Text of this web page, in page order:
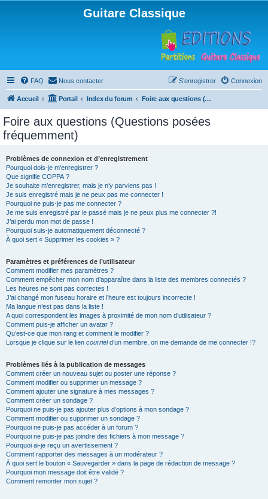
Guitare Classique
FAQ Nous contacter Connexion
S’enregistrer
Accueil Portail Index du forum Foire aux questions (Questions posées fréquemment)
Foire aux questions (Questions posées
fréquemment)
Problèmes de connexion et d’enregistrement
Pourquoi dois-je m’enregistrer ?
Que signifie COPPA ?
Je souhaite m’enregistrer, mais je n’y parviens pas !
Je suis enregistré mais je ne peux pas me connecter !
Pourquoi ne puis-je pas me connecter ?
Je me suis enregistré par le passé mais je ne peux plus me connecter ?!
J’ai perdu mon mot de passe !
Pourquoi suis-je automatiquement déconnecté ?
À quoi sert « Supprimer les cookies » ?
Paramètres et préférences de l’utilisateur
Comment modifier mes paramètres ?
Comment empêcher mon nom d’apparaître dans la liste des membres connectés ?
Les heures ne sont pas correctes !
J’ai changé mon fuseau horaire et l’heure est toujours incorrecte !
Ma langue n’est pas dans la liste !
A quoi correspondent les images à proximité de mon nom d’utilisateur ?
Comment puis-je afficher un avatar ?
Qu’est-ce que mon rang et comment le modifier ?
Lorsque je clique sur le lien courrield’un membre, on me demande de me connecter !?
Problèmes liés à la publication de messages
Comment créer un nouveau sujet ou poster une réponse ?
Comment modifier ou supprimer un message ?
Comment ajouter une signature à mes messages ?
Comment créer un sondage ?
Pourquoi ne puis-je pas ajouter plus d’options à mon sondage ?
Comment modifier ou supprimer un sondage ?
Pourquoi ne puis-je pas accéder à un forum ?
Pourquoi ne puis-je pas joindre des fichiers à mon message ?
Pourquoi ai-je reçu un avertissement ?
Comment rapporter des messages à un modérateur ?
À quoi sert le bouton « Sauvegarder » dans la page de rédaction de message ?
Pourquoi mon message doit être validé ?
Comment remonter mon sujet ?